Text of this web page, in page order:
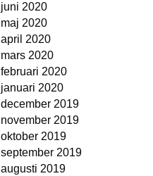
juni 2020
maj 2020
april 2020
mars 2020
februari 2020
januari 2020
december 2019
november 2019
oktober 2019
september 2019
augusti 2019